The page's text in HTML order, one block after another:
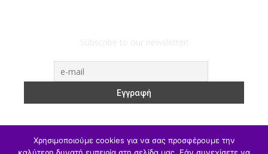
Χρησιμοποιούμε cookies για να σας προσφέρουμε την